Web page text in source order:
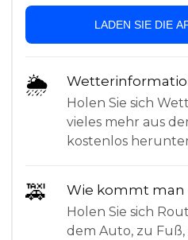
LADEN SIE DIE
🌦
Holen Sie sich
vieles mehr aus
kostenlos
🚕 Wie kommt man
Holen Sie sich
dem Auto, zu